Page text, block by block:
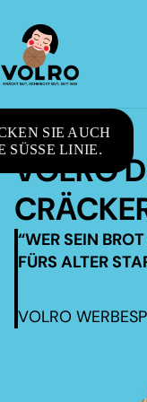
SIE AUCH
SÜSSE LINIE.
VOLRO
“WER SEIN
FÜRS ALTER
VOLRO